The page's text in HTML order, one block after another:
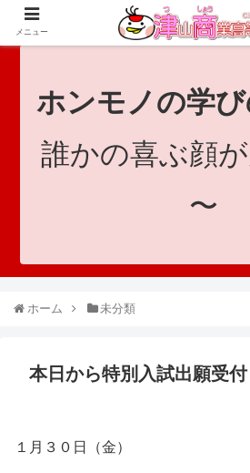
since 1921｜地域と共に未来へつなげ！｜
ホンモノの学
誰かの喜ぶ顔
〜
ホーム 未分類
本日から特別入試出願受付
１月３０日（金）
メニュー